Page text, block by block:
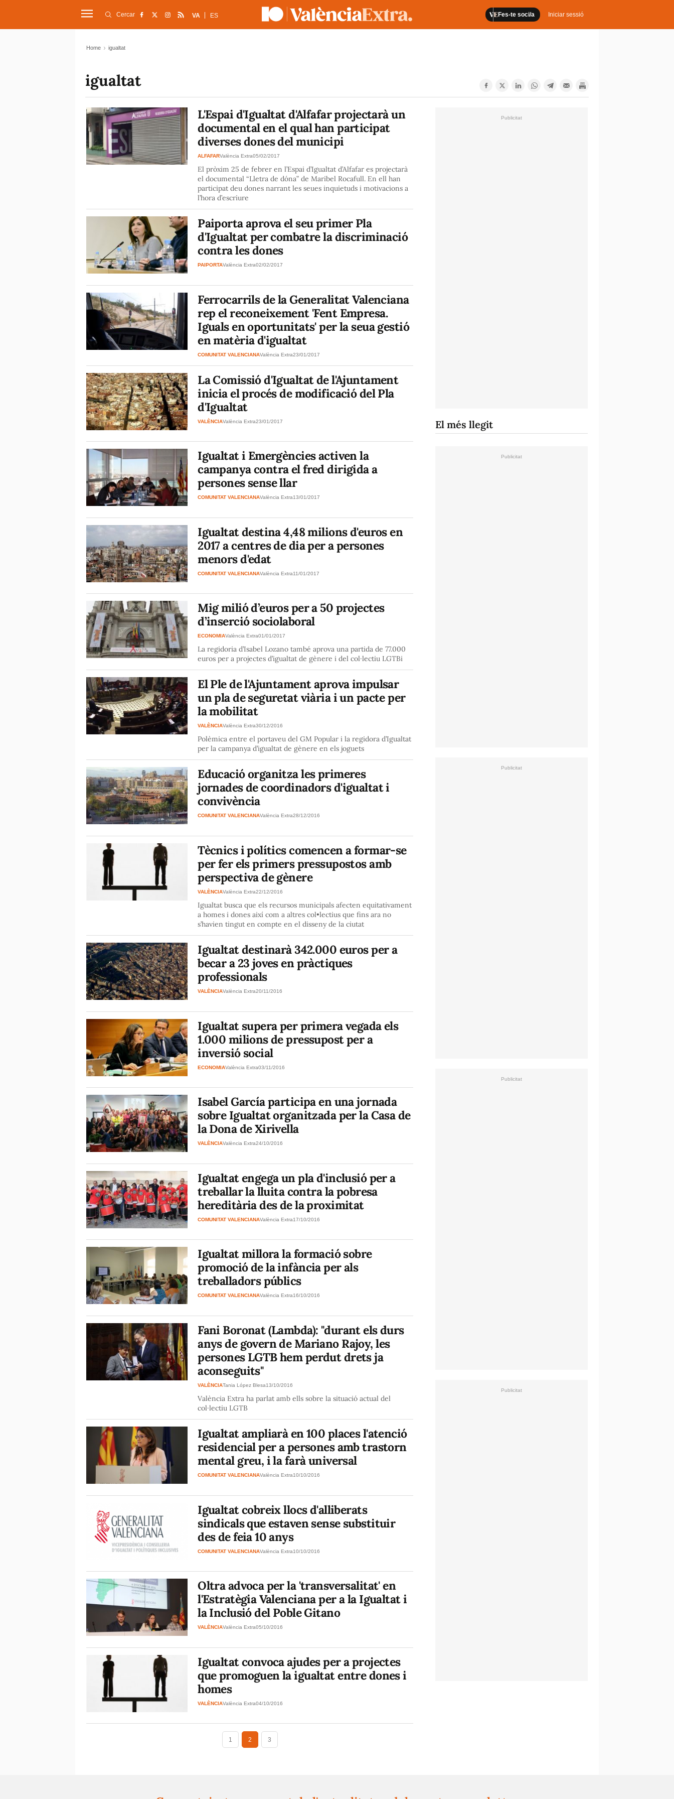
Fes-te soci/a Iniciar sessió
Cercar VA ES
Home igualtat
igualtat
L'Espai d'Igualtat d'Alfafar projectarà un
documental en el qual han participat
diverses dones del municipi
ALFAFARValència Extra05/02/2017
El pròxim 25 de febrer en l’Espai d’Igualtat d’Alfafar es projectarà
el documental “Lletra de dóna” de Maribel Rocafull. En ell han
participat deu dones narrant les seues inquietuds i motivacions a
l’hora d’escriure
Paiporta aprova el seu primer Pla
d'Igualtat per combatre la discriminació
contra les dones
PAIPORTAValència Extra02/02/2017
Ferrocarrils de la Generalitat Valenciana
rep el reconeixement 'Fent Empresa.
Iguals en oportunitats' per la seua gestió
en matèria d'igualtat
COMUNITAT VALENCIANAValència Extra23/01/2017
La Comissió d'Igualtat de l'Ajuntament
inicia el procés de modificació del Pla
d'Igualtat
VALÈNCIAValència Extra23/01/2017
Igualtat i Emergències activen la
campanya contra el fred dirigida a
persones sense llar
COMUNITAT VALENCIANAValència Extra13/01/2017
Igualtat destina 4,48 milions d'euros en
2017 a centres de dia per a persones
menors d'edat
COMUNITAT VALENCIANAValència Extra11/01/2017
Mig milió d’euros per a 50 projectes
d’inserció sociolaboral
ECONOMIAValència Extra01/01/2017
La regidoria d’Isabel Lozano també aprova una partida de 77.000
euros per a projectes d’igualtat de gènere i del col·lectiu LGTBi
El Ple de l'Ajuntament aprova impulsar
un pla de seguretat viària i un pacte per
la mobilitat
VALÈNCIAValència Extra30/12/2016
Polèmica entre el portaveu del GM Popular i la regidora d’Igualtat
per la campanya d’igualtat de gènere en els joguets
Educació organitza les primeres
jornades de coordinadors d'igualtat i
convivència
COMUNITAT VALENCIANAValència Extra28/12/2016
Tècnics i polítics comencen a formar-se
per fer els primers pressupostos amb
perspectiva de gènere
VALÈNCIAValència Extra22/12/2016
Igualtat busca que els recursos municipals afecten equitativament
a homes i dones així com a altres col•lectius que fins ara no
s’havien tingut en compte en el disseny de la ciutat
Igualtat destinarà 342.000 euros per a
becar a 23 joves en pràctiques
professionals
VALÈNCIAValència Extra20/11/2016
Igualtat supera per primera vegada els
1.000 milions de pressupost per a
inversió social
ECONOMIAValència Extra03/11/2016
Isabel García participa en una jornada
sobre Igualtat organitzada per la Casa de
la Dona de Xirivella
VALÈNCIAValència Extra24/10/2016
Igualtat engega un pla d'inclusió per a
treballar la lluita contra la pobresa
hereditària des de la proximitat
COMUNITAT VALENCIANAValència Extra17/10/2016
Igualtat millora la formació sobre
promoció de la infància per als
treballadors públics
COMUNITAT VALENCIANAValència Extra16/10/2016
Fani Boronat (Lambda): "durant els durs
anys de govern de Mariano Rajoy, les
persones LGTB hem perdut drets ja
aconseguits"
VALÈNCIATania López Blesa13/10/2016
València Extra ha parlat amb ells sobre la situació actual del
col·lectiu LGTB
Igualtat ampliarà en 100 places l'atenció
residencial per a persones amb trastorn
mental greu, i la farà universal
COMUNITAT VALENCIANAValència Extra10/10/2016
Igualtat cobreix llocs d'alliberats
sindicals que estaven sense substituir
des de feia 10 anys
COMUNITAT VALENCIANAValència Extra10/10/2016
Oltra advoca per la 'transversalitat' en
l'Estratègia Valenciana per a la Igualtat i
la Inclusió del Poble Gitano
VALÈNCIAValència Extra05/10/2016
Igualtat convoca ajudes per a projectes
que promoguen la igualtat entre dones i
homes
VALÈNCIAValència Extra04/10/2016
1 2 3
El més llegit